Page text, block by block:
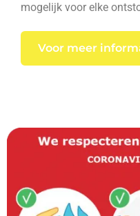
mogelijk voor elke
Voor meer